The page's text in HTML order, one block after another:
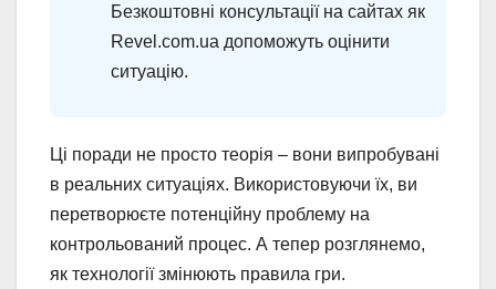
Безкоштовні консультації на сайтах як
Revel.com.ua допоможуть оцінити
ситуацію.
Ці поради не просто теорія – вони випробувані
в реальних ситуаціях. Використовуючи їх, ви
перетворюєте потенційну проблему на
контрольований процес. А тепер розглянемо,
як технології змінюють правила гри.